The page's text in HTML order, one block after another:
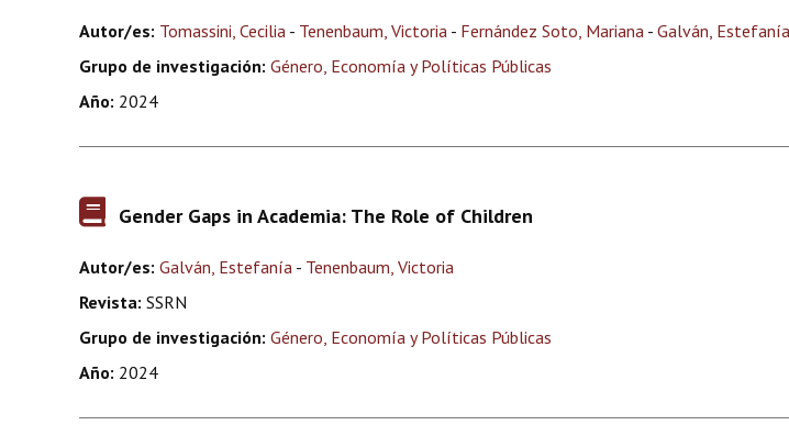
Autor/es: Tomassini, Cecilia - Tenenbaum, Victoria - Fernández Soto, Mariana - Galván, Estefanía
Grupo de investigación: Género, Economía y Políticas Públicas
Año: 2024
Gender Gaps in Academia: The Role of Children
Autor/es: Galván, Estefanía - Tenenbaum, Victoria
Revista: SSRN
Grupo de investigación: Género, Economía y Políticas Públicas
Año: 2024